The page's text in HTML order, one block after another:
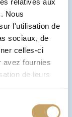
Nous
l'utilisation de
sociaux, de
celles-ci
avez fournies
de leurs